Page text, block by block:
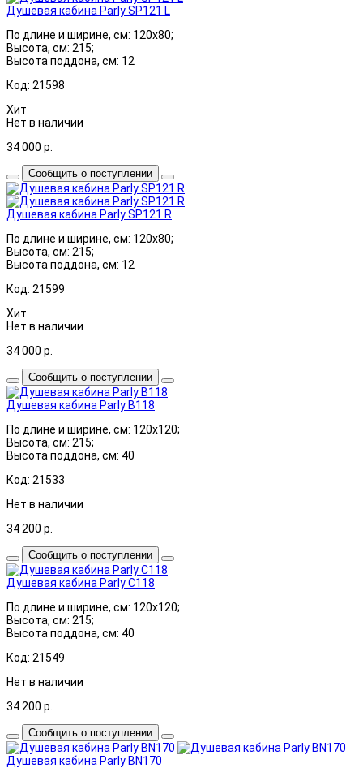
Душевая кабина Parly SP121 L
По длине и ширине, см: 120x80;
Высота, см: 215;
Высота поддона, см: 12
Код: 21598
Хит
Нет в наличии
34 000 р.
Сообщить о поступлении
Душевая кабина Parly SP121 R
По длине и ширине, см: 120x80;
Высота, см: 215;
Высота поддона, см: 12
Код: 21599
Хит
Нет в наличии
34 000 р.
Сообщить о поступлении
Душевая кабина Parly B118
По длине и ширине, см: 120x120;
Высота, см: 215;
Высота поддона, см: 40
Код: 21533
Нет в наличии
34 200 р.
Сообщить о поступлении
Душевая кабина Parly C118
По длине и ширине, см: 120x120;
Высота, см: 215;
Высота поддона, см: 40
Код: 21549
Нет в наличии
34 200 р.
Сообщить о поступлении
Душевая кабина Parly BN170